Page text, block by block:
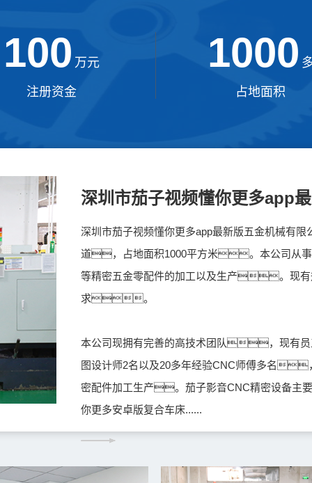
100 万元
注册资金
1000
占地面积
深圳市茄子视频懂你更多app
深圳市茄子视频懂你更多app最新版五金机械有
道，占地面积1000平方米。本公司
等精密五金零配件的加工以及生产。现有
求。
本公司现拥有完善的高技术团队，现有
图设计师2名以及20多年经验CNC师傅多名
密配件加工生产。茄子影音CNC精密设备
你更多安卓版复合车床......